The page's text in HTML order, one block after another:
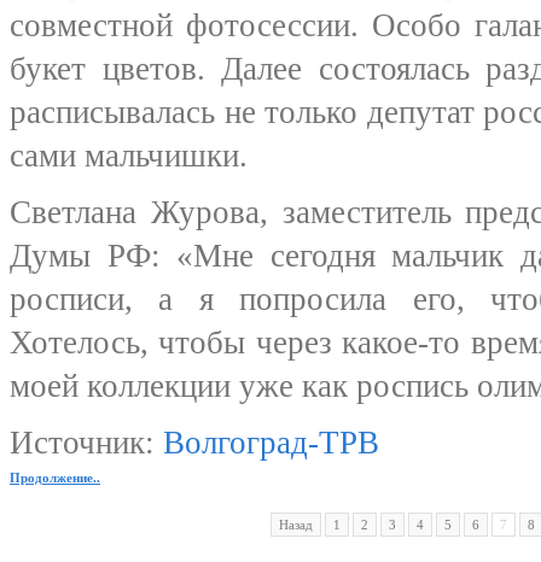
совместной фотосессии. Особо
букет цветов. Далее состоялась
расписывалась не только депутат
сами мальчишки.
Светлана Журова, заместитель
Думы РФ: «Мне сегодня мальчик
росписи, а я попросила его,
Хотелось, чтобы через какое-то
моей коллекции уже как роспись
Источник: Волгоград-ТРВ
Продолжение..
Назад 1 2 3 4 5 6 7 8